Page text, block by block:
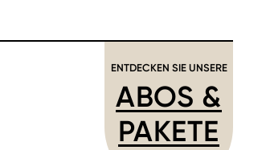
ENTDECKEN SIE UNSERE
ABOS &
PAKETE